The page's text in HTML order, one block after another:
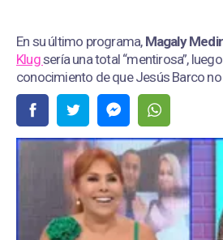
En su último programa, Magaly
Klugsería una total “mentirosa”,
conocimiento de que Jesús Barco no